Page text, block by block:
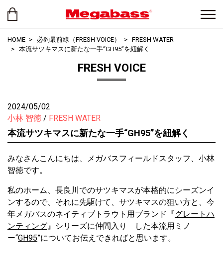
HOME 必釣最前線（FRESH VOICE）
FRESH WATER
本流サツキマスに新たな一手“GH95”を紐解く
FRESH VOICE
2024/05/02
小林 智徳
FRESH WATER
本流サツキマスに新たな一手“GH95”を紐解く
みなさんこんにちは、メガバスフィールドスタッフ、小林
智徳です。
私のホーム、長良川でのサツキマスが本格的にシーズンイ
ンするので、それに先駆けて、サツキマスの狙い方と、今
年メガバスのネイティブトラウト用ブランド『グレートハ
ンティング』シリーズに仲間入り した本流用ミノ
ー“GH95”についてお伝えできればと思います。